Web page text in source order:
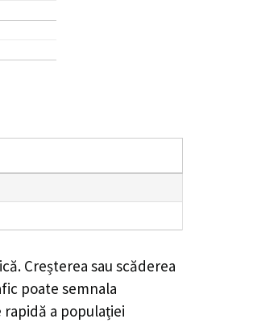
Creșterea sau scăderea
poate semnala
a populației